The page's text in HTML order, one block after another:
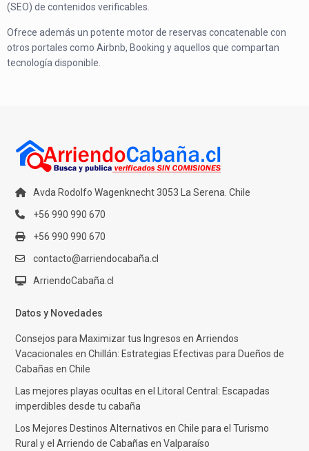
(SEO) de contenidos verificables.
Ofrece además un potente motor de reservas concatenable con
otros portales como Airbnb, Booking y aquellos que compartan
tecnología disponible.
Avda Rodolfo Wagenknecht 3053 La Serena. Chile
+56 990 990 670
+56 990 990 670
contacto@arriendocabaña.cl
ArriendoCabaña.cl
Datos y Novedades
Consejos para Maximizar tus Ingresos en Arriendos
Vacacionales en Chillán: Estrategias Efectivas para Dueños de
Cabañas en Chile
Las mejores playas ocultas en el Litoral Central: Escapadas
imperdibles desde tu cabaña
Los Mejores Destinos Alternativos en Chile para el Turismo
Rural y el Arriendo de Cabañas en Valparaíso